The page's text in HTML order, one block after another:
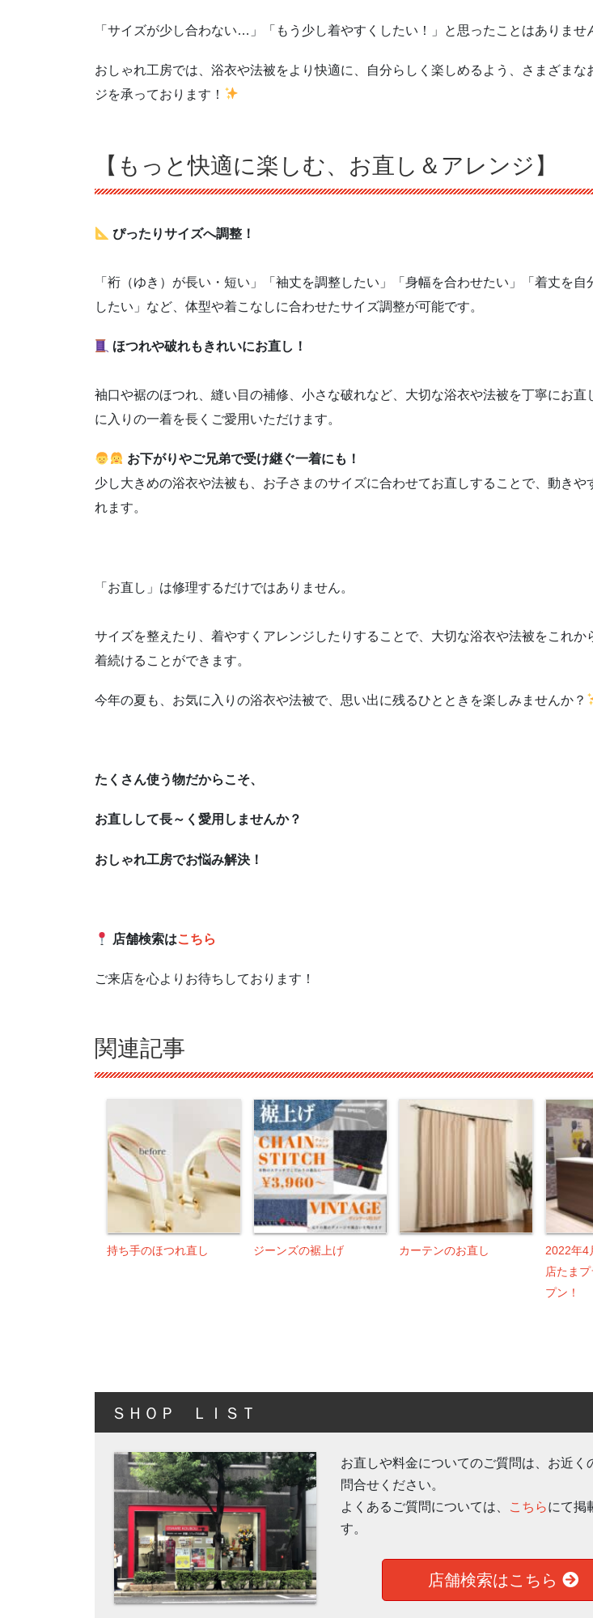
「サイズが少し合わない…」「もう少し着やすくしたい！」と思ったことはありませ
おしゃれ工房では、浴衣や法被をより快適に、自分らしく楽しめるよう、さまざまな
ジを承っております！
【もっと快適に楽しむ、お直し＆アレンジ】
ぴったりサイズへ調整！
「裄（ゆき）が長い・短い」「袖丈を調整したい」「身幅を合わせたい」「着丈を自
したい」など、体型や着こなしに合わせたサイズ調整が可能です。
ほつれや破れもきれいにお直し！
袖口や裾のほつれ、縫い目の補修、小さな破れなど、大切な浴衣や法被を丁寧にお直
に入りの一着を長くご愛用いただけます。
お下がりやご兄弟で受け継ぐ一着にも！
少し大きめの浴衣や法被も、お子さまのサイズに合わせてお直しすることで、動きや
れます。
「お直し」は修理するだけではありません。
サイズを整えたり、着やすくアレンジしたりすることで、大切な浴衣や法被をこれか
着続けることができます。
今年の夏も、お気に入りの浴衣や法被で、思い出に残るひとときを楽しみませんか？
たくさん使う物だからこそ、
お直しして長～く愛用しませんか？
おしゃれ工房でお悩み解決！
店舗検索はこちら
ご来店を心よりお待ちしております！
関連記事
持ち手のほつれ直し ジーンズの裾上げ カーテンのお直し
2022年
店たま
プン！
ＳＨＯＰ ＬＩＳＴ
お直しや料金についてのご質問は、お近く
問合せください。
よくあるご質問については、
こちらにて掲
す。
店舗検索はこちら